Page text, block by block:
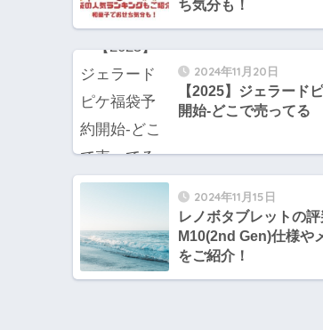
ち気分も！
2024年11月20日
【2025】ジェラード
開始-どこで売ってる
2024年11月15日
レノボタブレットの
M10(2nd Gen)仕様や
をご紹介！